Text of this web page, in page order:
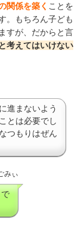
関係を築く ことを
。もちろん子ども
すが、だからと言
考えてはいけない
進まないよう
とは必要でし
つもりはぜん
みぃ